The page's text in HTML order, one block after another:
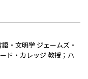
・文明学 ジェームズ・
ド・カレッジ 教授；ハ